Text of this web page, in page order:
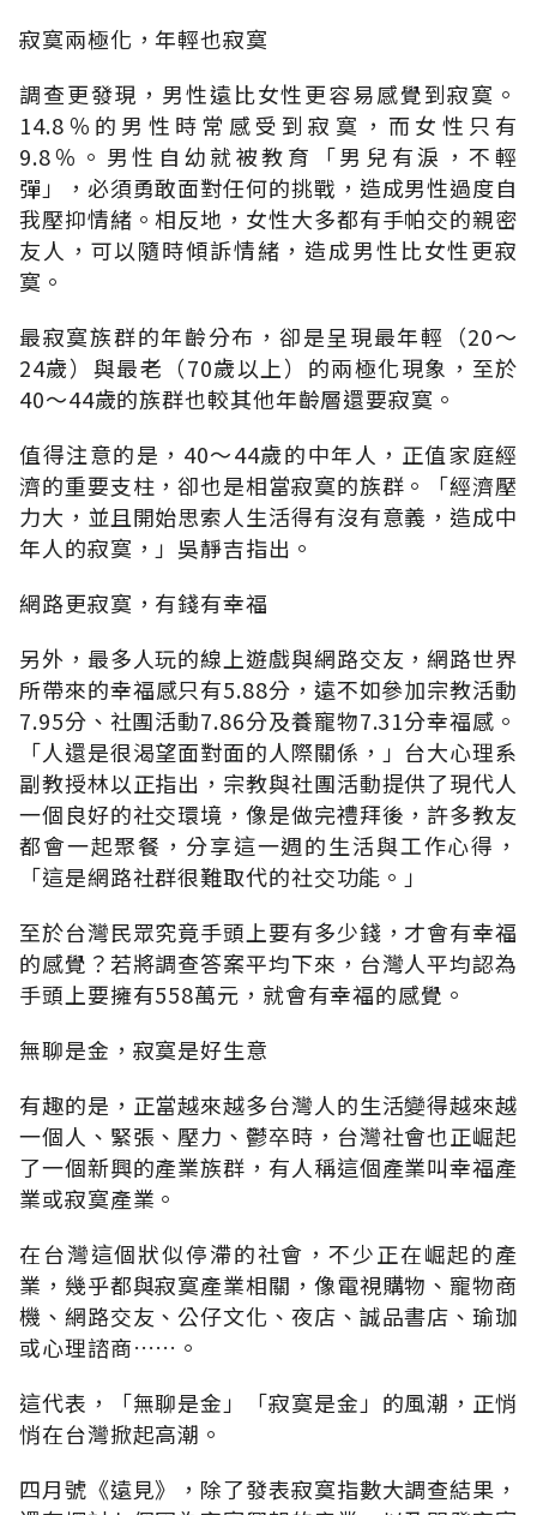
寂寞兩極化，年輕也寂寞
調查更發現，男性遠比女性更容易感覺到寂寞。
14.8％的男性時常感受到寂寞，而女性只有
9.8％。男性自幼就被教育「男兒有淚，不輕
彈」，必須勇敢面對任何的挑戰，造成男性過度自
我壓抑情緒。相反地，女性大多都有手帕交的親密
友人，可以隨時傾訴情緒，造成男性比女性更寂
寞。
最寂寞族群的年齡分布，卻是呈現最年輕（20～
24歲）與最老（70歲以上）的兩極化現象，至於
40～44歲的族群也較其他年齡層還要寂寞。
值得注意的是，40～44歲的中年人，正值家庭經
濟的重要支柱，卻也是相當寂寞的族群。「經濟壓
力大，並且開始思索人生活得有沒有意義，造成中
年人的寂寞，」吳靜吉指出。
網路更寂寞，有錢有幸福
另外，最多人玩的線上遊戲與網路交友，網路世界
所帶來的幸福感只有5.88分，遠不如參加宗教活動
7.95分、社團活動7.86分及養寵物7.31分幸福感。
「人還是很渴望面對面的人際關係，」台大心理系
副教授林以正指出，宗教與社團活動提供了現代人
一個良好的社交環境，像是做完禮拜後，許多教友
都會一起聚餐，分享這一週的生活與工作心得，
「這是網路社群很難取代的社交功能。」
至於台灣民眾究竟手頭上要有多少錢，才會有幸福
的感覺？若將調查答案平均下來，台灣人平均認為
手頭上要擁有558萬元，就會有幸福的感覺。
無聊是金，寂寞是好生意
有趣的是，正當越來越多台灣人的生活變得越來越
一個人、緊張、壓力、鬱卒時，台灣社會也正崛起
了一個新興的產業族群，有人稱這個產業叫幸福產
業或寂寞產業。
在台灣這個狀似停滯的社會，不少正在崛起的產
業，幾乎都與寂寞產業相關，像電視購物、寵物商
機、網路交友、公仔文化、夜店、誠品書店、瑜珈
或心理諮商……。
這代表，「無聊是金」「寂寞是金」的風潮，正悄
悄在台灣掀起高潮。
四月號《遠見》，除了發表寂寞指數大調查結果，